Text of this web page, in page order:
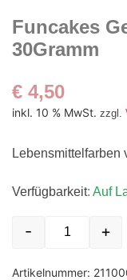
Funcakes
30Gramm
€ 4,50
inkl. 10 % MwSt. zzgl.
Lebensmittelfarben
Verfügbarkeit: Auf
- +
Artikelnummer: